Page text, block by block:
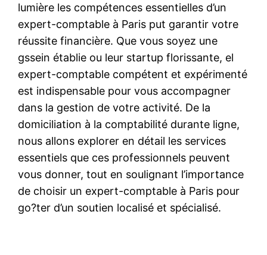
lumière les compétences essentielles d’un
expert-comptable à Paris put garantir votre
réussite financière. Que vous soyez une
gssein établie ou leur startup florissante, el
expert-comptable compétent et expérimenté
est indispensable pour vous accompagner
dans la gestion de votre activité. De la
domiciliation à la comptabilité durante ligne,
nous allons explorer en détail les services
essentiels que ces professionnels peuvent
vous donner, tout en soulignant l’importance
de choisir un expert-comptable à Paris pour
go?ter d’un soutien localisé et spécialisé.